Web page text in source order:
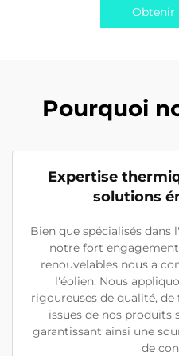
Obtenir
Pourquoi
Expertise
solutions
Bien que spécialisés
notre fort
renouvelables nous a
l'éolien. Nous
rigoureuses de qualité,
issues de nos produits
garantissant ainsi une
de